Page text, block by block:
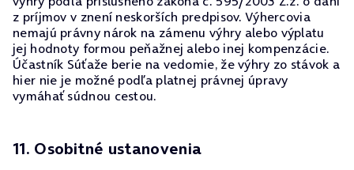
z príjmov v znení neskorších predpisov. Výhercovia
nemajú právny nárok na zámenu výhry alebo výplatu
jej hodnoty formou peňažnej alebo inej kompenzácie.
Účastník Súťaže berie na vedomie, že výhry zo stávok a
hier nie je možné podľa platnej právnej úpravy
vymáhať súdnou cestou.
11. Osobitné ustanovenia